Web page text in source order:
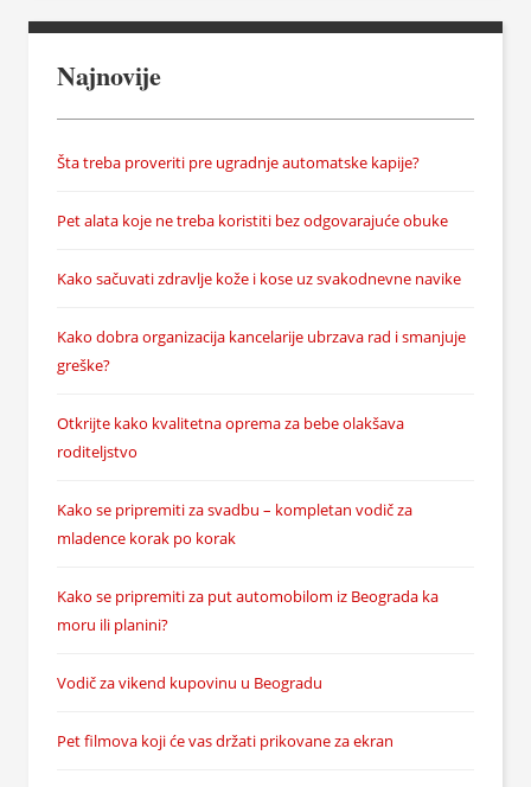
Najnovije
Šta treba proveriti pre ugradnje automatske kapije?
Pet alata koje ne treba koristiti bez odgovarajuće obuke
Kako sačuvati zdravlje kože i kose uz svakodnevne navike
Kako dobra organizacija kancelarije ubrzava rad i smanjuje
greške?
Otkrijte kako kvalitetna oprema za bebe olakšava
roditeljstvo
Kako se pripremiti za svadbu – kompletan vodič za
mladence korak po korak
Kako se pripremiti za put automobilom iz Beograda ka
moru ili planini?
Vodič za vikend kupovinu u Beogradu
Pet filmova koji će vas držati prikovane za ekran